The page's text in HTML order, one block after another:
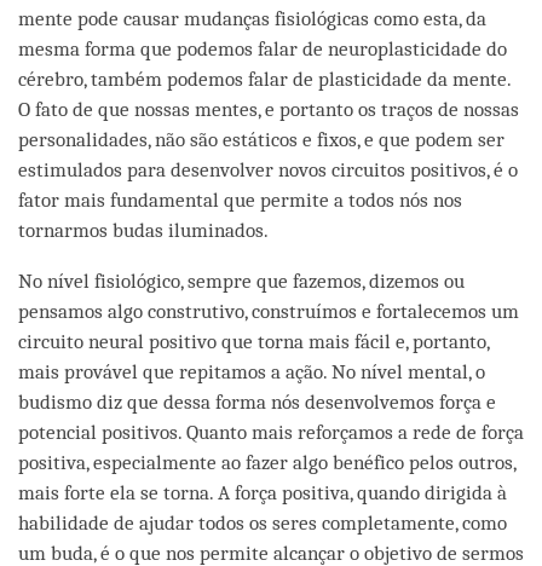
mente pode causar mudanças fisiológicas como esta, da
mesma forma que podemos falar de neuroplasticidade do
cérebro, também podemos falar de plasticidade da mente.
O fato de que nossas mentes, e portanto os traços de nossas
personalidades, não são estáticos e fixos, e que podem ser
estimulados para desenvolver novos circuitos positivos, é o
fator mais fundamental que permite a todos nós nos
tornarmos budas iluminados.
No nível fisiológico, sempre que fazemos, dizemos ou
pensamos algo construtivo, construímos e fortalecemos um
circuito neural positivo que torna mais fácil e, portanto,
mais provável que repitamos a ação. No nível mental, o
budismo diz que dessa forma nós desenvolvemos força e
potencial positivos. Quanto mais reforçamos a rede de força
positiva, especialmente ao fazer algo benéfico pelos outros,
mais forte ela se torna. A força positiva, quando dirigida à
habilidade de ajudar todos os seres completamente, como
um buda, é o que nos permite alcançar o objetivo de sermos